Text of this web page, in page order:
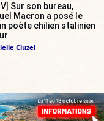
Sur son bureau,
Macron a posé le
poète chilien stalinien
Cluzel